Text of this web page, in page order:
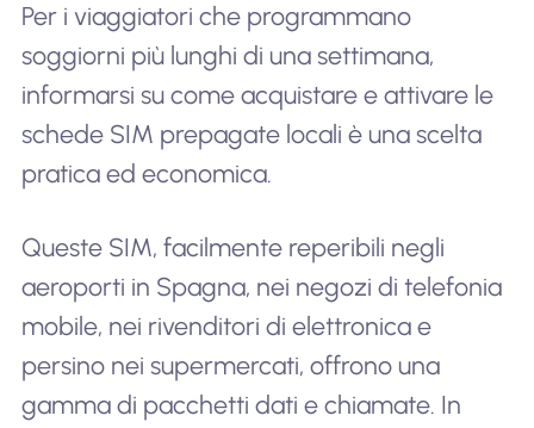
Per i viaggiatori che programmano
soggiorni più lunghi di una settimana,
informarsi su come acquistare e attivare le
schede SIM prepagate locali è una scelta
pratica ed economica.
Queste SIM, facilmente reperibili negli
aeroporti in Spagna, nei negozi di telefonia
mobile, nei rivenditori di elettronica e
persino nei supermercati, offrono una
gamma di pacchetti dati e chiamate. In